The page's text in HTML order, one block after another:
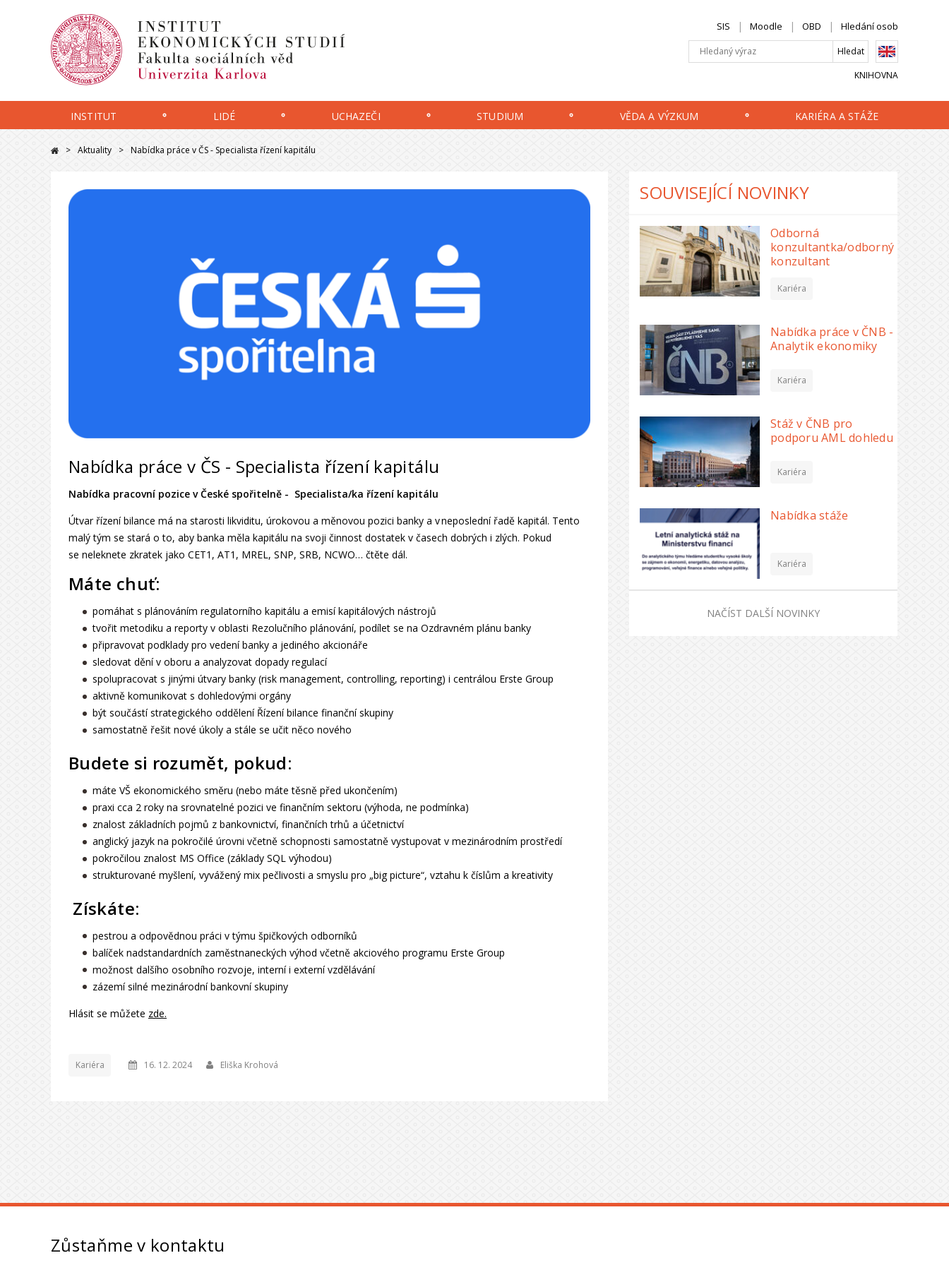
SIS Moodle OBD Hledání osob
KNIHOVNA
INSTITUT LIDÉ UCHAZEČI STUDIUM VĚDA A VÝZKUM KARIÉRA A STÁŽE
Aktuality Nabídka práce v ČS - Specialista řízení kapitálu
Nabídka práce v ČS - Specialista řízení kapitálu
Nabídka pracovní pozice v České spořitelně - Specialista/ka řízení kapitálu
Útvar řízení bilance má na starosti likviditu, úrokovou a měnovou pozici banky a v neposlední řadě kapitál. Tento
malý tým se stará o to, aby banka měla kapitálu na svoji činnost dostatek v časech dobrých i zlých. Pokud
se neleknete zkratek jako CET1, AT1, MREL, SNP, SRB, NCWO… čtěte dál.
Máte chuť:
pomáhat s plánováním regulatorního kapitálu a emisí kapitálových nástrojů
tvořit metodiku a reporty v oblasti Rezolučního plánování, podílet se na Ozdravném plánu banky
připravovat podklady pro vedení banky a jediného akcionáře
sledovat dění v oboru a analyzovat dopady regulací
spolupracovat s jinými útvary banky (risk management, controlling, reporting) i centrálou Erste Group
aktivně komunikovat s dohledovými orgány
být součástí strategického oddělení Řízení bilance finanční skupiny
samostatně řešit nové úkoly a stále se učit něco nového
Budete si rozumět, pokud:
máte VŠ ekonomického směru (nebo máte těsně před ukončením)
praxi cca 2 roky na srovnatelné pozici ve finančním sektoru (výhoda, ne podmínka)
znalost základních pojmů z bankovnictví, finančních trhů a účetnictví
anglický jazyk na pokročilé úrovni včetně schopnosti samostatně vystupovat v mezinárodním prostředí
pokročilou znalost MS Office (základy SQL výhodou)
strukturované myšlení, vyvážený mix pečlivosti a smyslu pro „big picture“, vztahu k číslům a kreativity
Získáte:
pestrou a odpovědnou práci v týmu špičkových odborníků
balíček nadstandardních zaměstnaneckých výhod včetně akciového programu Erste Group
možnost dalšího osobního rozvoje, interní i externí vzdělávání
zázemí silné mezinárodní bankovní skupiny
Hlásit se můžete zde.
Kariéra 16. 12. 2024 Eliška Krohová
SOUVISEJÍCÍ NOVINKY
Odborná
konzultantka/odborný
konzultant
Kariéra
Nabídka práce v ČNB -
Analytik ekonomiky
Kariéra
Stáž v ČNB pro
podporu AML dohledu
Kariéra
Nabídka stáže
Kariéra
NAČÍST DALŠÍ NOVINKY
Zůstaňme v kontaktu